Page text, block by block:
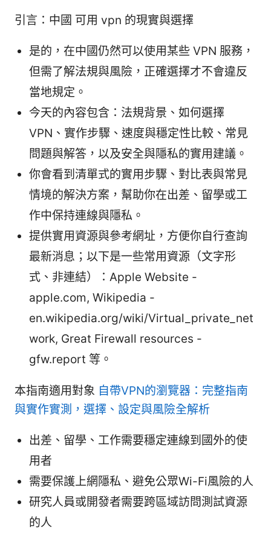
引言：中國 可用 vpn 的現實與選擇
是的，在中國仍然可以使用某些 VPN 服務，
但需了解法規與風險，正確選擇才不會違反
當地規定。
今天的內容包含：法規背景、如何選擇
VPN、實作步驟、速度與穩定性比較、常見
問題與解答，以及安全與隱私的實用建議。
你會看到清單式的實用步驟、對比表與常見
情境的解決方案，幫助你在出差、留學或工
作中保持連線與隱私。
提供實用資源與參考網址，方便你自行查詢
最新消息；以下是一些常用資源（文字形
式、非連結）：Apple Website -
apple.com, Wikipedia -
en.wikipedia.org/wiki/Virtual_private_net
work, Great Firewall resources -
gfw.report 等。
本指南適用對象 自帶VPN的瀏覽器：完整指南
與實作實測，選擇、設定與風險全解析
出差、留學、工作需要穩定連線到國外的使
用者
需要保護上網隱私、避免公眾Wi-Fi風險的人
研究人員或開發者需要跨區域訪問測試資源
的人